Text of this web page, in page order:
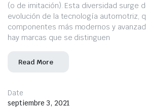
(o de imitación). Esta diversidad surge
evolución de la tecnología automotriz,
componentes más modernos y
hay marcas que se distinguen
Read More
Date
septiembre 3, 2021